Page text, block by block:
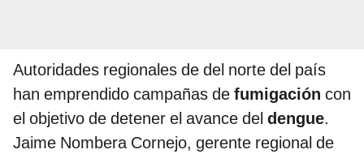
Autoridades regionales de del norte del país
han emprendido campañas de fumigación con
el objetivo de detener el avance del dengue.
Jaime Nombera Cornejo, gerente regional de